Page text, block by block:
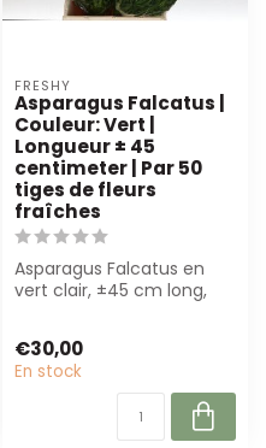
FRESHY
Asparagus Falcatus |
Couleur: Vert |
Longueur ± 45
centimeter | Par 50
tiges de fleurs
fraîches
Asparagus Falcatus en
vert clair, ±45 cm long,
€30,00
En stock